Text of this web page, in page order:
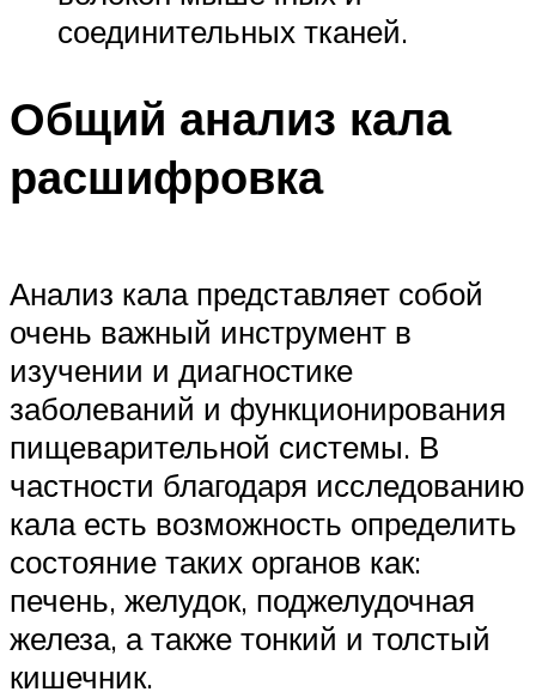
соединительных тканей.
Общий анализ кала
расшифровка
Анализ кала представляет собой
очень важный инструмент в
изучении и диагностике
заболеваний и функционирования
пищеварительной системы. В
частности благодаря исследованию
кала есть возможность определить
состояние таких органов как:
печень, желудок, поджелудочная
железа, а также тонкий и толстый
кишечник.